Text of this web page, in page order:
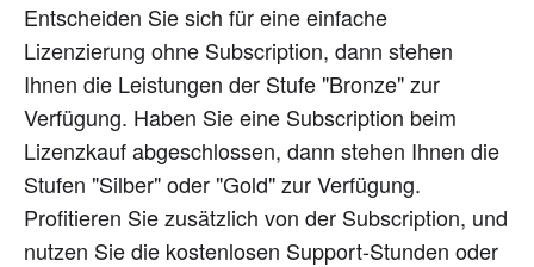
Entscheiden Sie sich für eine einfache
Lizenzierung ohne Subscription, dann stehen
Ihnen die Leistungen der Stufe "Bronze" zur
Verfügung. Haben Sie eine Subscription beim
Lizenzkauf abgeschlossen, dann stehen Ihnen die
Stufen "Silber" oder "Gold" zur Verfügung.
Profitieren Sie zusätzlich von der Subscription, und
nutzen Sie die kostenlosen Support-Stunden oder